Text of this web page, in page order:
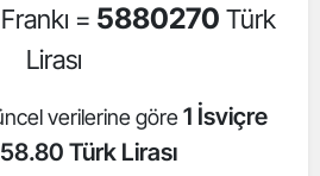
= 5880270 Türk
Lirası
verilerine göre 1 İsviçre
Türk Lirası